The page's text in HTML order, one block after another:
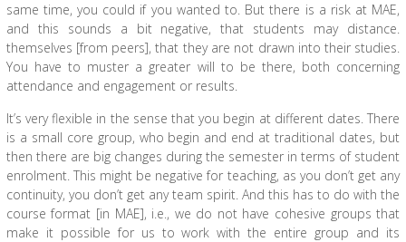
same time, you could if you wanted to. But there is a risk at MAE,
and this sounds a bit negative, that students may distance.
themselves [from peers], that they are not drawn into their studies.
You have to muster a greater will to be there, both concerning
attendance and engagement or results.
It’s very flexible in the sense that you begin at different dates. There
is a small core group, who begin and end at traditional dates, but
then there are big changes during the semester in terms of student
enrolment. This might be negative for teaching, as you don’t get any
continuity, you don’t get any team spirit. And this has to do with the
course format [in MAE], i.e., we do not have cohesive groups that
make it possible for us to work with the entire group and its